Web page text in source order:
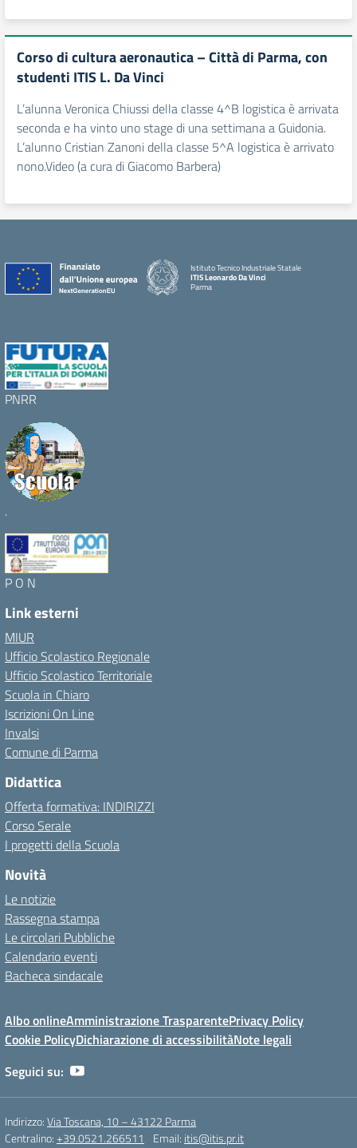
Corso di cultura aeronautica – Città di Parma, con
studenti ITIS L. Da Vinci
L’alunna Veronica Chiussi della classe 4^B logistica è arrivata
seconda e ha vinto uno stage di una settimana a Guidonia.
L’alunno Cristian Zanoni della classe 5^A logistica è arrivato
nono.Video (a cura di Giacomo Barbera)
Istituto Tecnico Industriale Statale
ITIS Leonardo Da Vinci
Parma
PNRR
.
P O N
Link esterni
MIUR
Ufficio Scolastico Regionale
Ufficio Scolastico Territoriale
Scuola in Chiaro
Iscrizioni On Line
Invalsi
Comune di Parma
Didattica
Offerta formativa: INDIRIZZI
Corso Serale
I progetti della Scuola
Novità
Le notizie
Rassegna stampa
Le circolari Pubbliche
Calendario eventi
Bacheca sindacale
Albo onlineAmministrazione TrasparentePrivacy Policy
Cookie PolicyDichiarazione di accessibilitàNote legali
Seguici su:
Indirizzo:Via Toscana, 10 – 43122 Parma
Centralino:+39.0521.266511 Email: itis@itis.pr.it